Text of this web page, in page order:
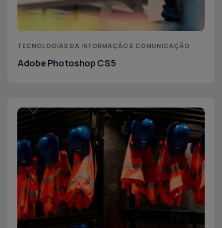
TECNOLOGIAS DA INFORMAÇÃO E COMUNICAÇÃO
Adobe Photoshop CS5